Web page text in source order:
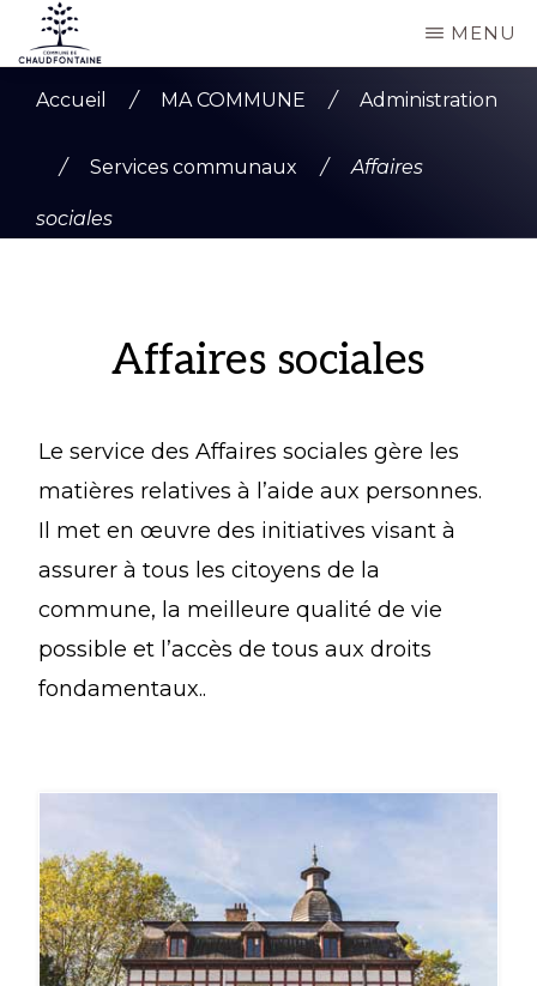
Passer
au
contenu
commune
MENU
Accueil / MA COMMUNE / Administration
/ Services communaux / Affaires
sociales
Affaires sociales
Le service des Affaires sociales gère les
matières relatives à l’aide aux personnes.
Il met en œuvre des initiatives visant à
assurer à tous les citoyens de la
commune, la meilleure qualité de vie
possible et l’accès de tous aux droits
fondamentaux..